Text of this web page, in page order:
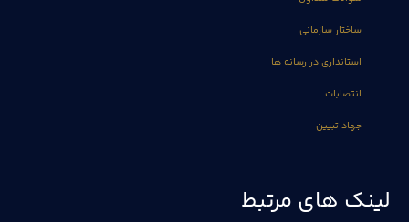
ساختار سازمانی
استانداری در رسانه ها
انتصابات
جهاد تبیین
لینک های مرتبط